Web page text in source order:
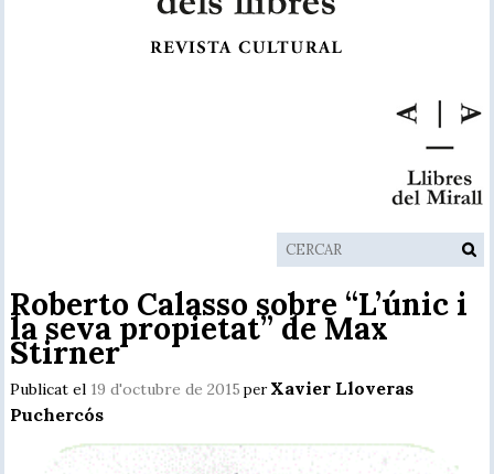
Roberto Calasso sobre “L’únic i
la seva propietat” de Max
Stirner
Publicat el 19 d'octubre de 2015 perXavier Lloveras
Puchercós